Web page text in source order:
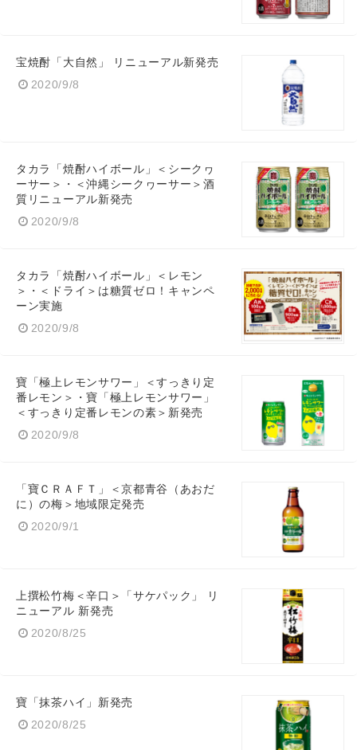
宝焼酎「大自然」 リニューアル新発売
2020/9/8
タカラ「焼酎ハイボール」＜シークヮ
ーサー＞・＜沖縄シークヮーサー＞酒
質リニューアル新発売
2020/9/8
タカラ「焼酎ハイボール」＜レモン
＞・＜ドライ＞は糖質ゼロ！キャンペ
ーン実施
2020/9/8
寶「極上レモンサワー」＜すっきり定
番レモン＞・寶「極上レモンサワー」
＜すっきり定番レモンの素＞新発売
2020/9/8
「寶ＣＲＡＦＴ」＜京都青谷（あおだ
に）の梅＞地域限定発売
2020/9/1
上撰松竹梅＜辛口＞「サケパック」 リ
ニューアル 新発売
2020/8/25
寶「抹茶ハイ」新発売
2020/8/25
Japanese
English